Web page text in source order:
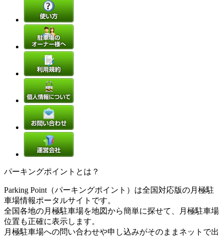
パーキングポイントとは？
Parking Point（パーキングポイント）は全国対応版の月極駐
車場情報ポータルサイトです。
全国各地の月極駐車場を地図から簡単に探せて、月極駐車場
位置も正確に表示します。
月極駐車場への問い合わせや申し込みがそのままネットで出